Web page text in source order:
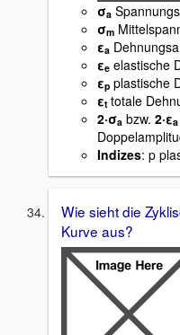
σa
σm
εa
εe elastische
εp plastische
εt totale
2·σa bzw. 2·εa
Indizes: p
Wie sieht die
Kurve aus?